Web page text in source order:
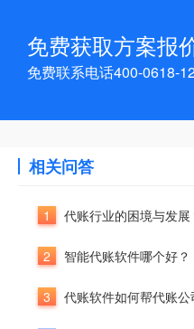
免费获取方案报
免费联系电话400-0618-
相关问答
1 代账行业的困境与发展
2 智能代账软件哪个好？
3 代账软件如何帮代账